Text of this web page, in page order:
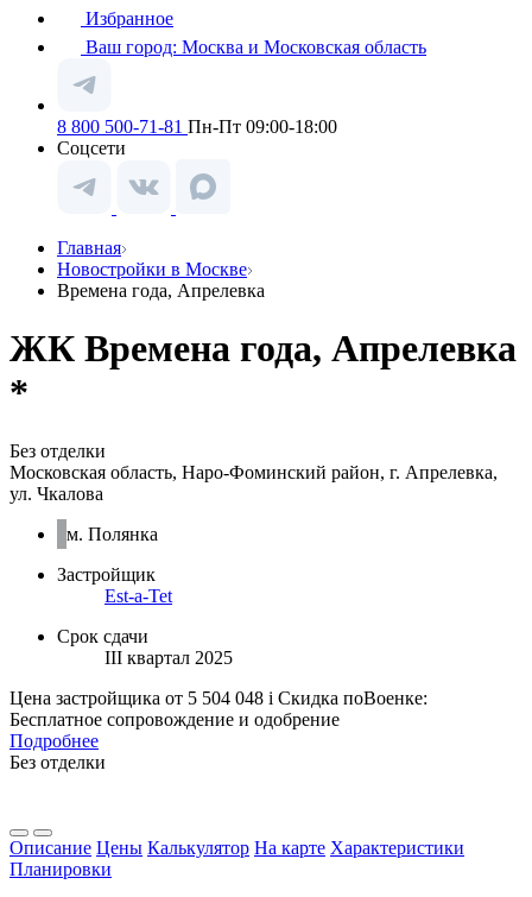
Избранное
Ваш город: Москва и Московская область
8 800 500-71-81 Пн-Пт 09:00-18:00
Соцсети
Главная
Новостройки в Москве
Времена года, Апрелевка
ЖК Времена года, Апрелевка
*
Без отделки
Московская область, Наро-Фоминский район, г. Апрелевка,
ул. Чкалова
м. Полянка
Застройщик
Est-a-Tet
Срок сдачи
III квартал 2025
Цена застройщика от 5 504 048 i Скидка поВоенке:
Бесплатное сопровождение и одобрение
Подробнее
Без отделки
Описание Цены Калькулятор На карте Характеристики
Планировки